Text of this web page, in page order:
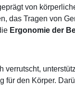
von
das Tragen von
Ergonomie der
verrutscht,
für den Körper.